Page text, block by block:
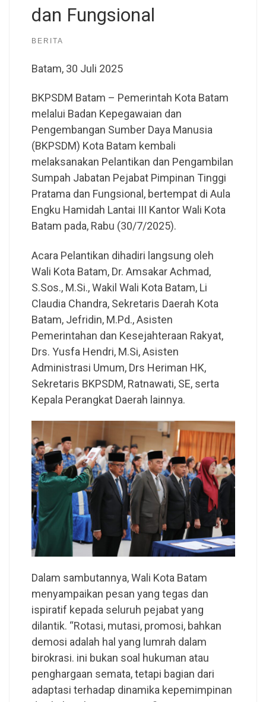
dan Fungsional
BERITA
Batam, 30 Juli 2025
BKPSDM Batam – Pemerintah Kota Batam
melalui Badan Kepegawaian dan
Pengembangan Sumber Daya Manusia
(BKPSDM) Kota Batam kembali
melaksanakan Pelantikan dan Pengambilan
Sumpah Jabatan Pejabat Pimpinan Tinggi
Pratama dan Fungsional, bertempat di Aula
Engku Hamidah Lantai III Kantor Wali Kota
Batam pada, Rabu (30/7/2025).
Acara Pelantikan dihadiri langsung oleh
Wali Kota Batam, Dr. Amsakar Achmad,
S.Sos., M.Si., Wakil Wali Kota Batam, Li
Claudia Chandra, Sekretaris Daerah Kota
Batam, Jefridin, M.Pd., Asisten
Pemerintahan dan Kesejahteraan Rakyat,
Drs. Yusfa Hendri, M.Si, Asisten
Administrasi Umum, Drs Heriman HK,
Sekretaris BKPSDM, Ratnawati, SE, serta
Kepala Perangkat Daerah lainnya.
Dalam sambutannya, Wali Kota Batam
menyampaikan pesan yang tegas dan
ispiratif kepada seluruh pejabat yang
dilantik. “Rotasi, mutasi, promosi, bahkan
demosi adalah hal yang lumrah dalam
birokrasi. ini bukan soal hukuman atau
penghargaan semata, tetapi bagian dari
adaptasi terhadap dinamika kepemimpinan